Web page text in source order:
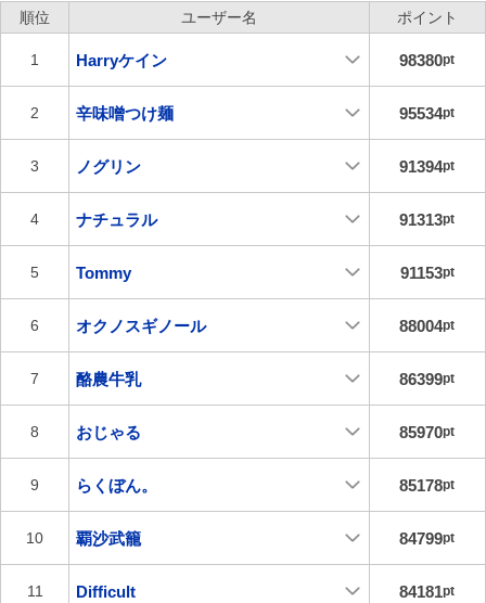
順位 ユーザー名 ポイント
1 Harryケイン 98380pt
2 辛味噌つけ麺 95534pt
3 ノグリン 91394pt
4 ナチュラル 91313pt
5 Tommy 91153pt
6 オクノスギノール 88004pt
7 酪農牛乳 86399pt
8 おじゃる 85970pt
9 らくぼん。 85178pt
10 覇沙武籠 84799pt
11 Difficult 84181pt